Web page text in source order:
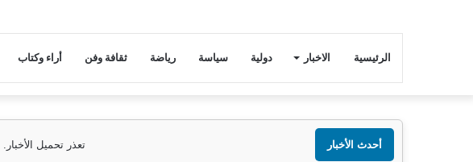
الرئيسية الاخبار دولية سياسة رياضة ثقافة وفن أراء وكتاب
أحدث الأخبار تعذر تحميل الأخبار.